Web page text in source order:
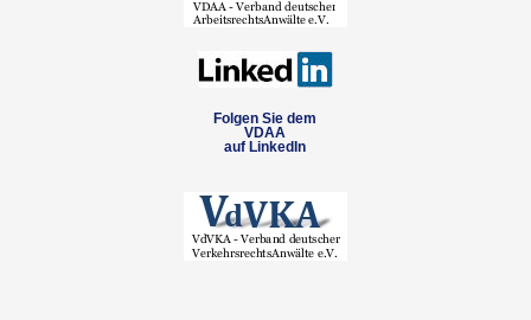
Folgen Sie dem
VDAA
auf LinkedIn